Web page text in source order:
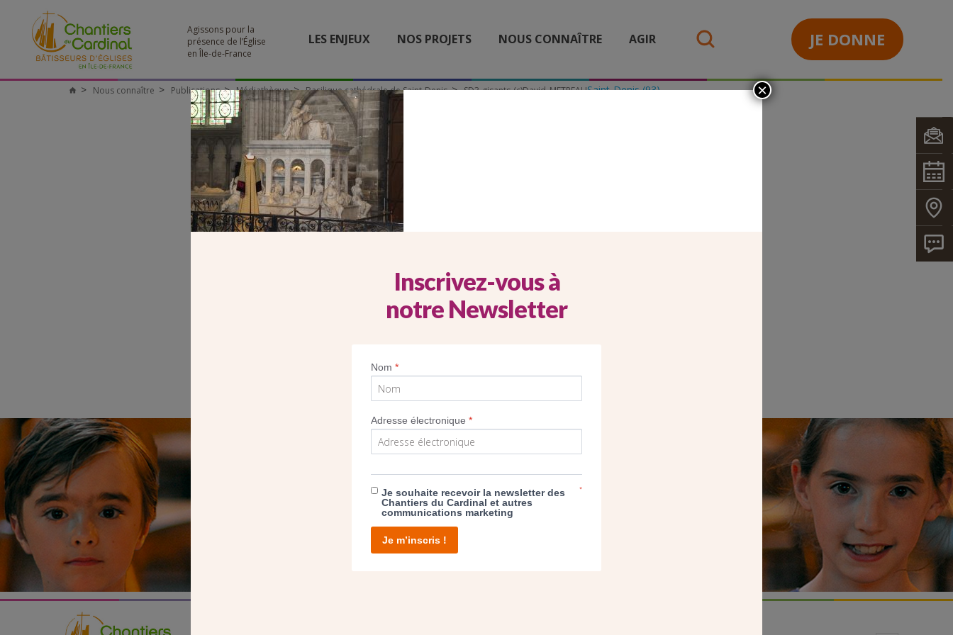
Agissons pour la
présence de l’Église
en Île-de-France
LES ENJEUX NOS PROJETS NOUS CONNAÎTRE AGIR JE DONNE
Chantiers
Nous connaître Publications Médiathèque Saint-Denis (93)
Basilique cathédrale de Saint-Denis SD3-gisants-(c)David_METREAU
SD3-GISANTS-(C)DAVID_METREAU
SEUL VOTRE DON
NOUS PERMET D’AGIR
Inscrivez-vous à
notre Newsletter
Nom*
Adresse électronique*
Je souhaite recevoir la newsletter des
Chantiers du Cardinal et autres
communications marketing
*
Je m’inscris !
×